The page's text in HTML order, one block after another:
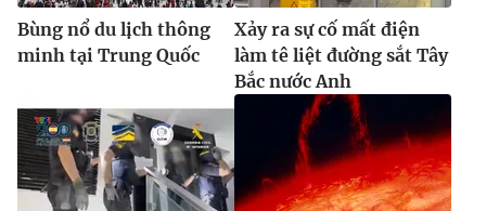
Bùng nổ du lịch thông
minh tại Trung Quốc
Xảy ra sự cố mất điện
làm tê liệt đường sắt Tây
Bắc nước Anh